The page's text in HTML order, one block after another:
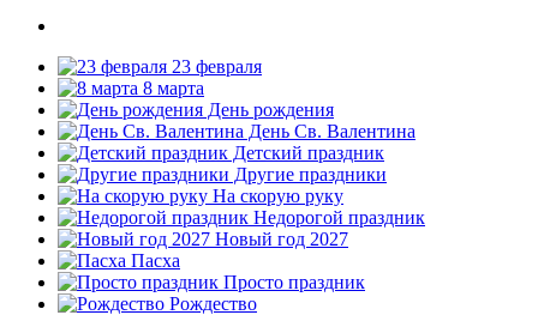
23 февраля
8 марта
День рождения
День Св. Валентина
Детский праздник
Другие праздники
На скорую руку
Недорогой праздник
Новый год 2027
Пасха
Просто праздник
Рождество